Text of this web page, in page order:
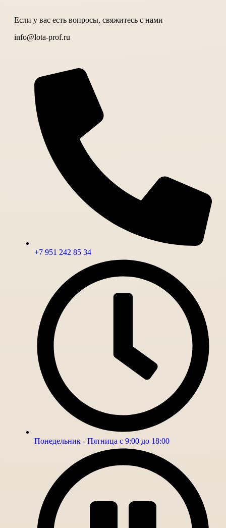
Если у вас есть вопросы, свяжитесь с нами
info@lota-prof.ru
+7 951 242 85 34
Понедельник - Пятница с 9:00 до 18:00